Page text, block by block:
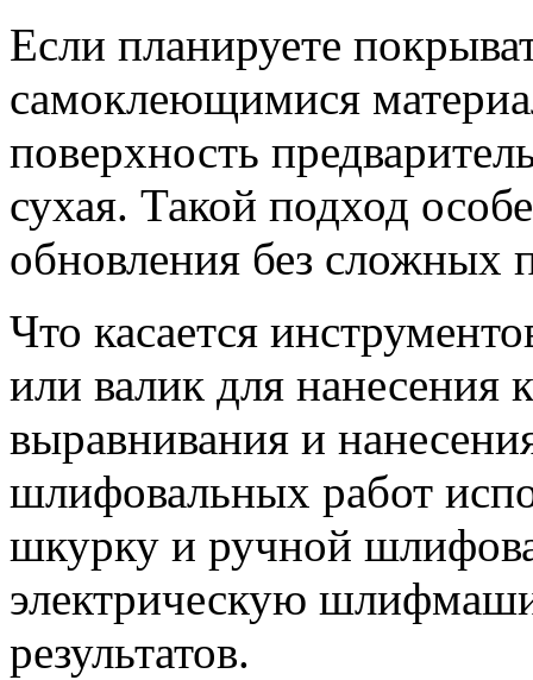
Если планируете
самоклеющимися
поверхность
сухая. Такой подход
обновления без сложных
Что касается
или валик для нанесения
выравнивания и
шлифовальных работ
шкурку и ручной
электрическую
результатов.